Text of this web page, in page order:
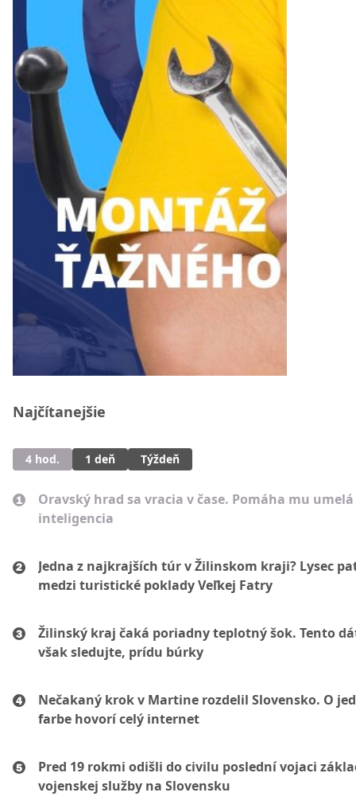
Najčítanejšie
4 hod. 1 deň Týždeň
Oravský hrad sa vracia v čase. Pomáha mu umelá
inteligencia
Jedna z najkrajších túr v Žilinskom kraji? Lysec
medzi turistické poklady Veľkej Fatry
Žilinský kraj čaká poriadny teplotný šok. Tento
však sledujte, prídu búrky
Nečakaný krok v Martine rozdelil Slovensko. O
farbe hovorí celý internet
Pred 19 rokmi odišli do civilu poslední vojaci
vojenskej služby na Slovensku